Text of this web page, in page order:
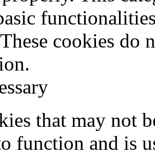
cookies do
that may not
function and is